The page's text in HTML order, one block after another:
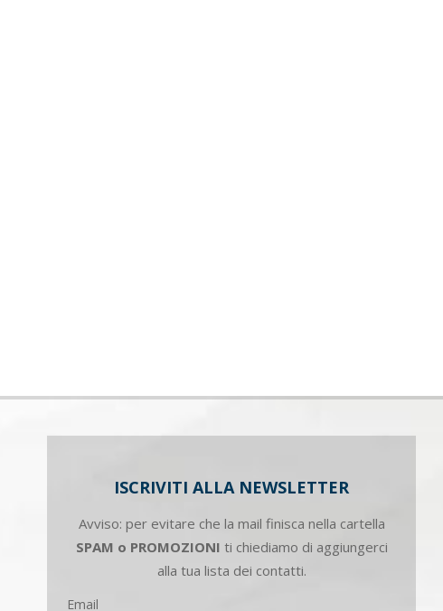
ISCRIVITI ALLA NEWSLETTER
Avviso: per evitare che la mail finisca nella cartella
SPAM o PROMOZIONI ti chiediamo di aggiungerci
alla tua lista dei contatti.
Email